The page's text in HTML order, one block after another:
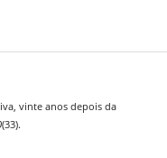
vinte anos depois da
(33).